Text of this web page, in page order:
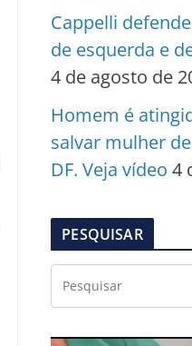
Cappelli
de esquerda e
4 de agosto de
Homem é
salvar mulher
DF. Veja vídeo 4
PESQUISAR